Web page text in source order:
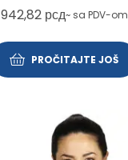
942,82 рсд~ sa PDV-om
PROČITAJTE JOŠ